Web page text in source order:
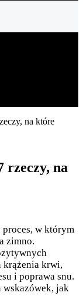
na które
rzeczy, na
proces, w którym
zimno.
krążenia krwi,
i poprawa snu.
wskazówek, jak